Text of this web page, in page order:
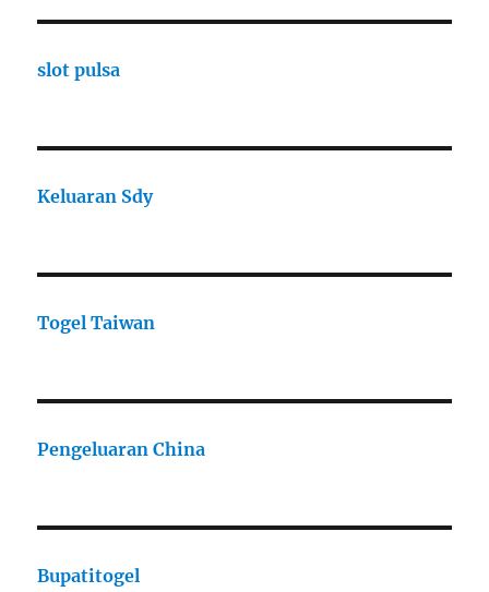
slot pulsa
Keluaran Sdy
Togel Taiwan
Pengeluaran China
Bupatitogel